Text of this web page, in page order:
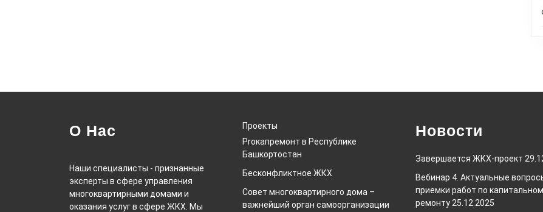
О Нас
Наши специалисты - признанные
эксперты в сфере управления
многоквартирными домами и
оказания услуг в сфере ЖКХ. Мы
Проекты
Proкапремонт в Республике
Башкортостан
Бесконфликтное ЖКХ
Совет многоквартирного дома –
важнейший орган самоорганизации
Новости
Завершается ЖКХ-проект
Вебинар 4. Актуальные
приемки работ по
ремонту 25.12.2025